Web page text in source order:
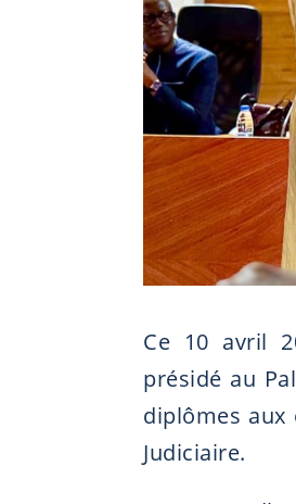
Ce 10 avril
présidé au
diplômes aux
Judiciaire.